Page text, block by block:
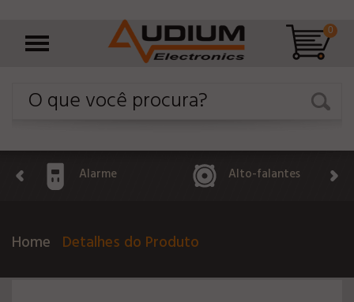
0
Alarme Alto-falantes
Home Detalhes do Produto